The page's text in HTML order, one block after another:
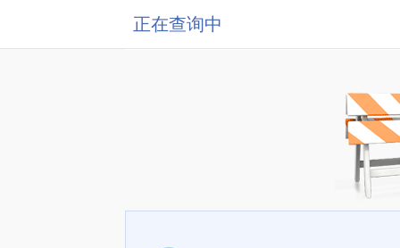
正在查询中